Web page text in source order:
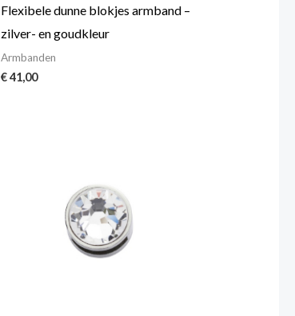
Flexibele dunne blokjes armband –
zilver- en goudkleur
Armbanden
€41,00